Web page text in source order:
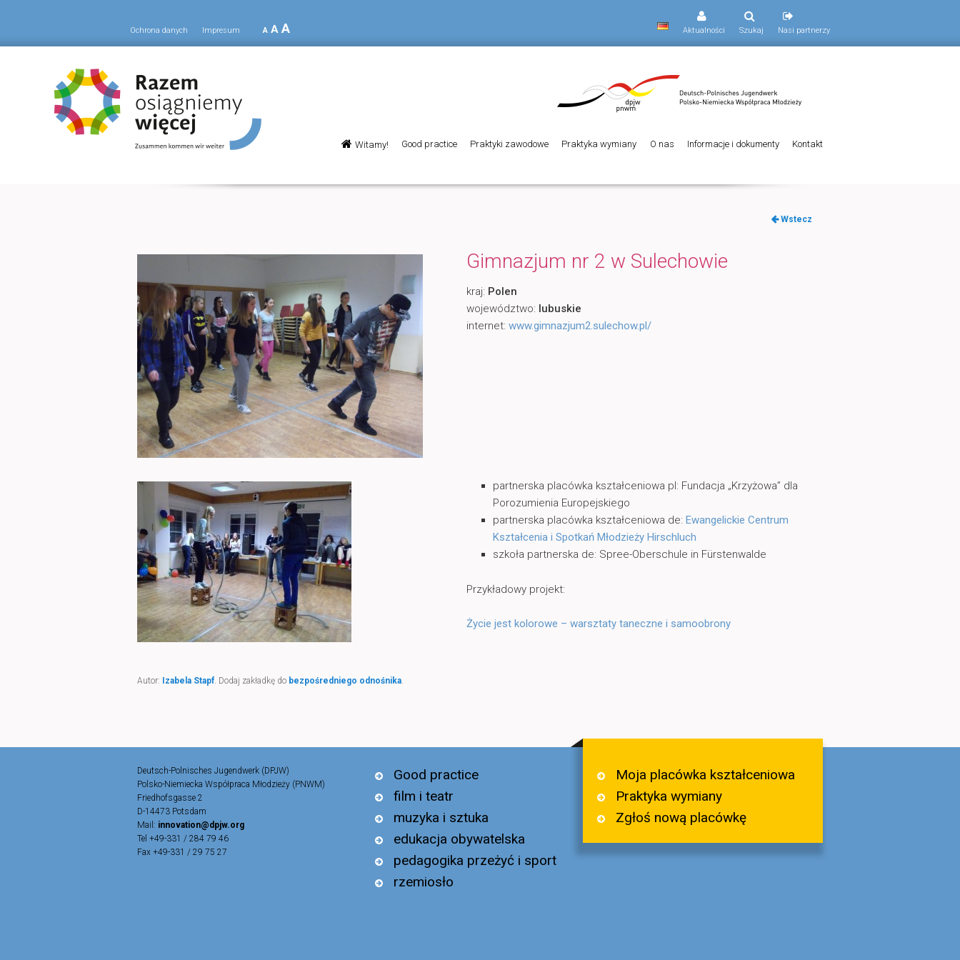
Ochrona danych Impresum A A A Aktualności Szukaj Nasi partnerzy
główne
Przeskocz
Witamy! Good practice Praktyki zawodowe Praktyka wymiany O nas Informacje i dokumenty Kontakt
Nawigacja
Wstecz
Gimnazjum nr 2 w Sulechowie
kraj: Polen
województwo: lubuskie
internet: www.gimnazjum2.sulechow.pl/
partnerska placówka kształceniowa pl: Fundacja „Krzyżowa” dla
Porozumienia Europejskiego
partnerska placówka kształceniowa de:Ewangelickie Centrum
Kształcenia i Spotkań Młodzieży Hirschluch
szkoła partnerska de: Spree-Oberschule in Fürstenwalde
Przykładowy projekt:
Życie jest kolorowe – warsztaty taneczne i samoobrony
Autor: Izabela Stapf . Dodaj zakładkę do bezpośredniego odnośnika
Deutsch-Polnisches Jugendwerk (DPJW)
Polsko-Niemiecka Współpraca Młodzieży (PNWM)
Friedhofsgasse 2
D-14473 Potsdam
Mail: innovation@dpjw.org
Tel +49-331 / 284 79 46
Fax +49-331 / 29 75 27
Good practice
film i teatr
muzyka i sztuka
edukacja obywatelska
pedagogika przeżyć i sport
rzemiosło
Moja placówka kształceniowa
Praktyka wymiany
Zgłoś nową placówkę